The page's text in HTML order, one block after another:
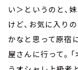
い＞というのと、
けど、お気に入り
かなと思って原宿
屋さんに行って。